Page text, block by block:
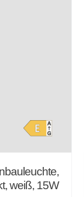
weiß, 15W